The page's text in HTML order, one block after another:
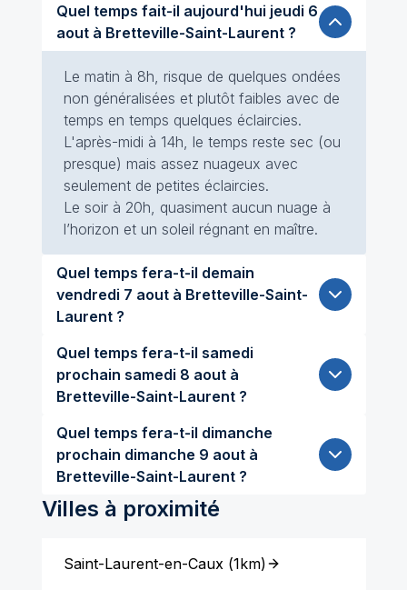
Quel temps fait-il aujourd'hui jeudi 6
aout à Bretteville-Saint-Laurent ?
Le matin à 8h, risque de quelques ondées
non généralisées et plutôt faibles avec de
temps en temps quelques éclaircies.
L'après-midi à 14h, le temps reste sec (ou
presque) mais assez nuageux avec
seulement de petites éclaircies.
Le soir à 20h, quasiment aucun nuage à
l’horizon et un soleil régnant en maître.
Quel temps fera-t-il demain
vendredi 7 aout à Bretteville-Saint-
Laurent ?
Quel temps fera-t-il samedi
prochain samedi 8 aout à
Bretteville-Saint-Laurent ?
Quel temps fera-t-il dimanche
prochain dimanche 9 aout à
Bretteville-Saint-Laurent ?
Villes à proximité
Saint-Laurent-en-Caux(1km)